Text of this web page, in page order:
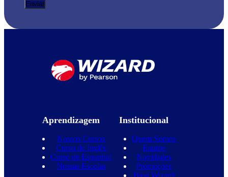
Aprendizagem
Nossos Cursos
Curso de Inglês
Curso de Espanhol
Nossas Escolas
Institucional
Quem Somos
Equipe
Novidades
Promoções